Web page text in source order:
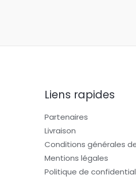
Liens rapides
Partenaires
Livraison
Conditions générales
Mentions légales
Politique de